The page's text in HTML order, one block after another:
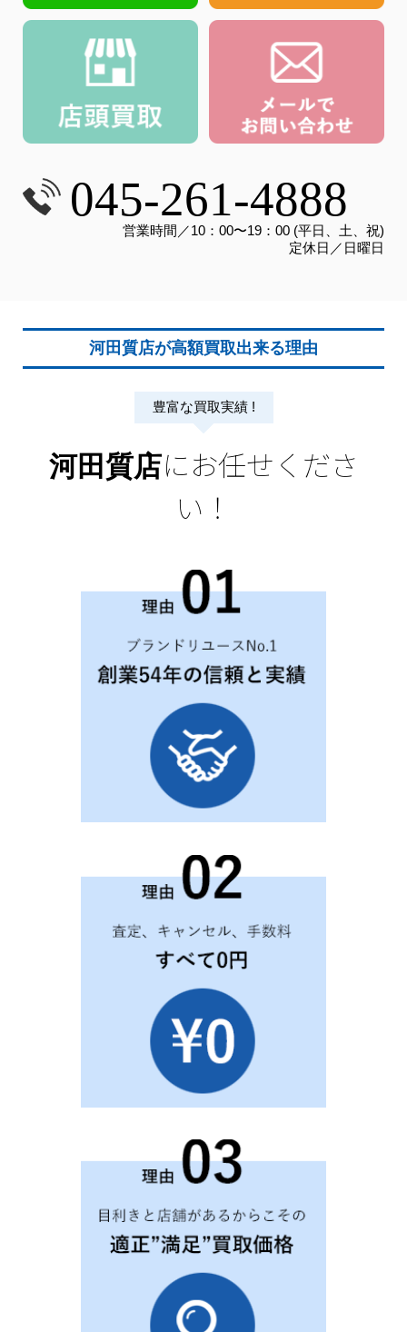
045-261-4888
営業時間／10：00〜19：00 (平日、土、祝)
定休日／日曜日
河田質店が高額買取出来る理由
豊富な買取実績 !
河田質店にお任せくださ
い！